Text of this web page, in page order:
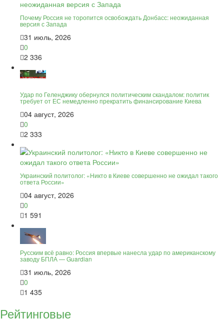
Почему Россия не торопится освобождать Донбасс: неожиданная
версия с Запада
31 июль, 2026
0
2 336
Удар по Геленджику обернулся политическим скандалом: политик
требует от ЕС немедленно прекратить финансирование Киева
04 август, 2026
0
2 333
Украинский политолог: «Никто в Киеве совершенно не ожидал такого
ответа России»
04 август, 2026
0
1 591
Русским всё равно: Россия впервые нанесла удар по американскому
заводу БПЛА — Guardian
31 июль, 2026
0
1 435
Рейтинговые